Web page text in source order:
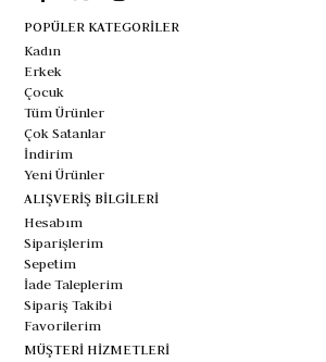
POPÜLER KATEGORİLER
Kadın
Erkek
Çocuk
Tüm Ürünler
Çok Satanlar
İndirim
Yeni Ürünler
ALIŞVERİŞ BİLGİLERİ
Hesabım
Siparişlerim
Sepetim
İade Taleplerim
Sipariş Takibi
Favorilerim
MÜŞTERİ HİZMETLERİ